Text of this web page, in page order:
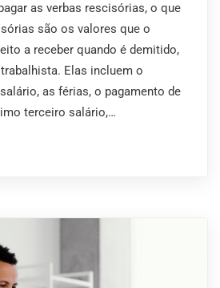
as verbas rescisórias, o que
são os valores que o
a receber quando é demitido,
Elas incluem o
as férias, o pagamento de
terceiro salário,…